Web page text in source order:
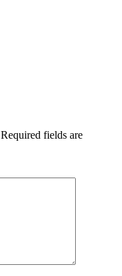
Required fields are